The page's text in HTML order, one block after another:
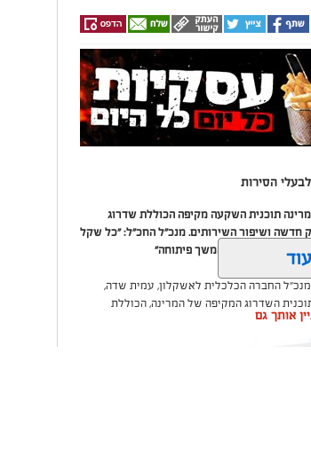
הסירות
תוכנית השקעה מקיפה הכוללת שדרוג
ושיפור השירותים. מנכ"ל החכ"ל: "כל שקל
שיפור המרינה והמשך פיתוחה"
מנכ"ל החברה הכלכלית לאשקלון, עמית שדה,
השדרוג המקיפה של המרינה, הכוללת
לטובת ציבור בעלי הסירות.
אותך גם